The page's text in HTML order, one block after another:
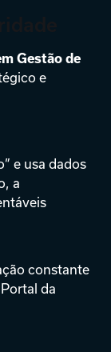
Gestão de
e
e usa dados
a
constante
da